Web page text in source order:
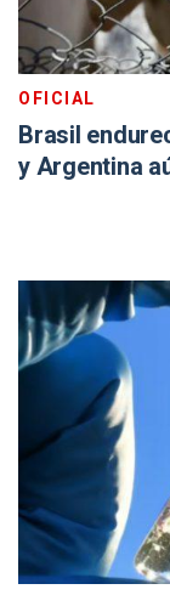
OFICIAL
Brasil
y Argentina